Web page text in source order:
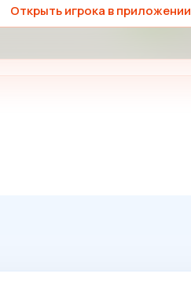
Открыть игрока в приложении